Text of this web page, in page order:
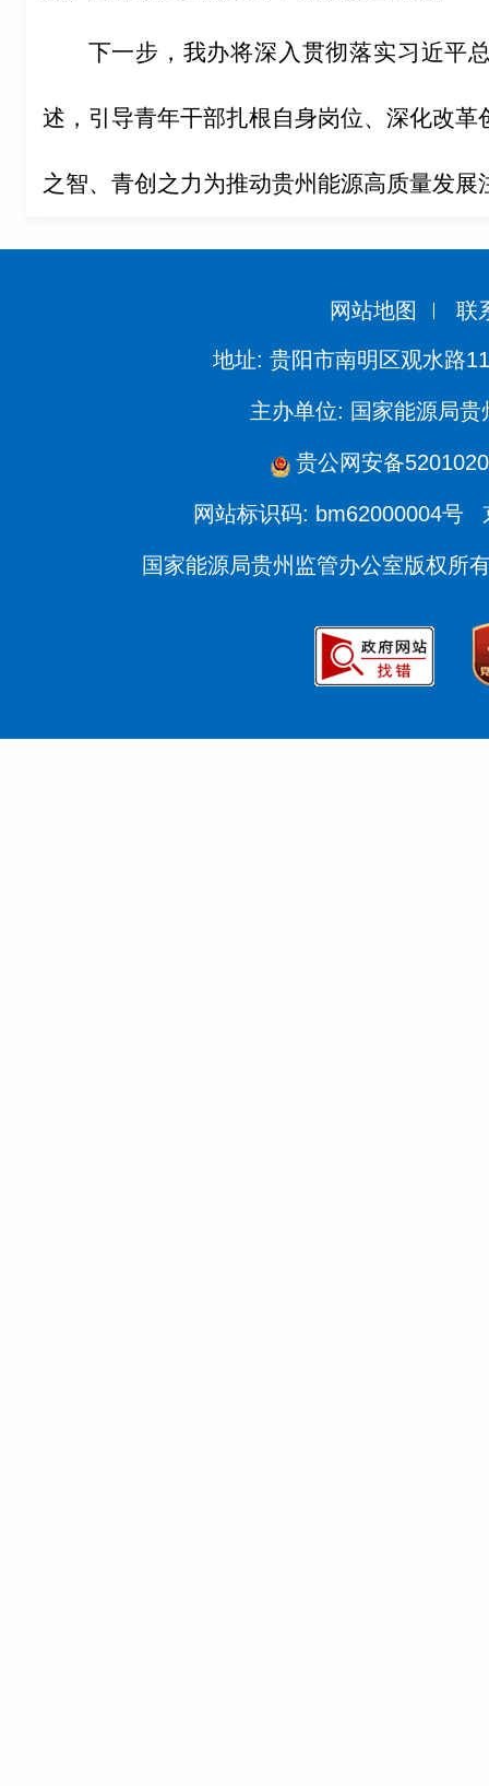
下一步， 我办将深入贯彻落实习近平
述 ， 引导青年干部扎根自身岗位、深化改革
之智、青创之力为推动贵州能源高质量发展
网站地图 联
地址: 贵阳市南明区观水路
主办单位: 国家能源局贵
贵公网安备
网站标识码: bm62000004号
国家能源局贵州监管办公室版权所